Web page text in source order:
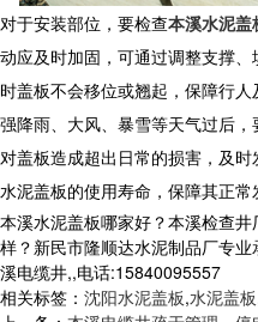
对于安装部位，要检查本溪水泥盖
动应及时加固，可通过调整支撑
时盖板不会移位或翘起，保障行
强降雨、大风、暴雪等天气过后
对盖板造成超出日常的损害，及
水泥盖板的使用寿命，保障其正常
本溪水泥盖板哪家好？本溪检查
样？新民市隆顺达水泥制品厂专
溪电缆井,,电话:15840095557
相关标签： 沈阳水泥盖板,水泥盖板